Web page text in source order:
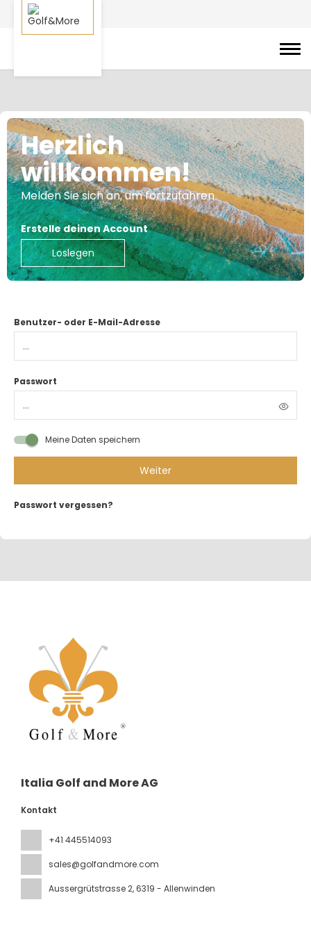
Herzlich
willkommen!
Melden Sie sich an, um fortzufahren
Erstelle deinen Account
Loslegen
Benutzer- oder E-Mail-Adresse
Passwort
Meine Daten speichern
Weiter
Passwort vergessen?
Italia Golf and More AG
Kontakt
+41 445514093
sales@golfandmore.com
Aussergrütstrasse 2, 6319 - Allenwinden